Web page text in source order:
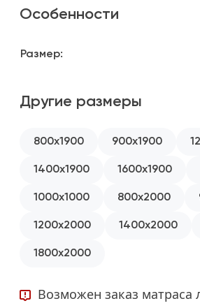
Особенности
Размер:
Другие размеры
800x1900 900x1900
1400x1900 1600x1900
1000x1000 800x2000
1200x2000 1400x2000
1800x2000
Возможен заказ матраса